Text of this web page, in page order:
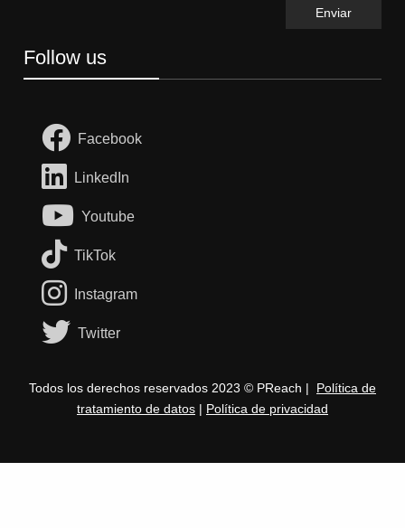
Follow us
Facebook
LinkedIn
Youtube
TikTok
Instagram
Twitter
Todos los derechos reservados 2023 © PReach | Política de
tratamiento de datos | Política de privacidad